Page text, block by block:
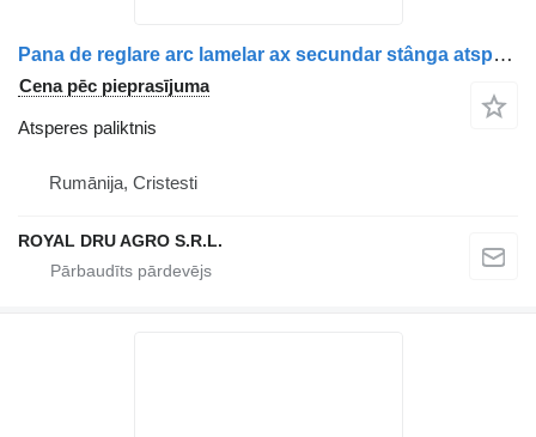
Pana de reglare arc lamelar ax secundar stânga atsperes paliktnis paredzēts Scania 1385327 kravas automašīnas
Cena pēc pieprasījuma
Atsperes paliktnis
Rumānija, Cristesti
ROYAL DRU AGRO S.R.L.